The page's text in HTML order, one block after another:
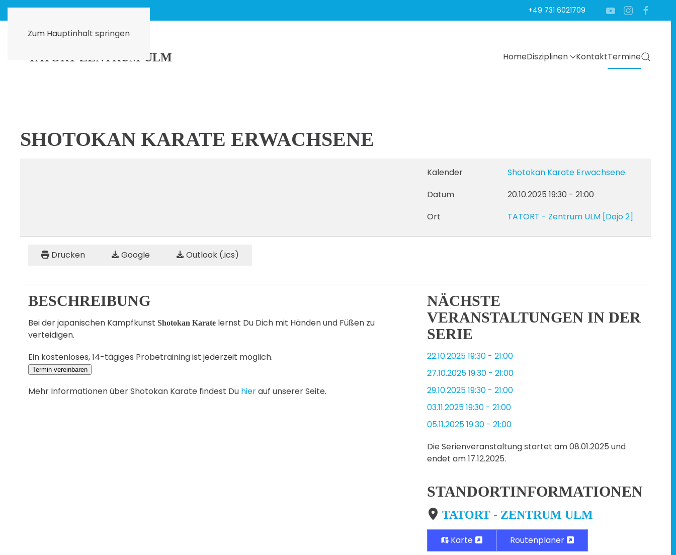
Zum Hauptinhalt springen
+49 731 6021709
HomeDisziplinen KontaktTermine
SHOTOKAN KARATE ERWACHSENE
Kalender
Shotokan Karate Erwachsene
Datum
20.10.2025 19:30 - 21:00
Ort
TATORT - Zentrum ULM [Dojo 2]
Drucken Google Outlook (.ics)
BESCHREIBUNG
Bei der japanischen Kampfkunst Shotokan Karate lernst Du Dich mit Händen und Füßen zu
verteidigen.
Ein kostenloses, 14-tägiges Probetraining ist jederzeit möglich.
Termin vereinbaren
Mehr Informationen über Shotokan Karate findest Du hierauf unserer Seite.
NÄCHSTE
VERANSTALTUNGEN IN DER
SERIE
22.10.202519:30 - 21:00
27.10.202519:30 - 21:00
29.10.202519:30 - 21:00
03.11.202519:30 - 21:00
05.11.202519:30 - 21:00
Die Serienveranstaltung startet am 08.01.2025 und
endet am 17.12.2025.
STANDORTINFORMATIONEN
TATORT - ZENTRUM ULM
Karte Routenplaner